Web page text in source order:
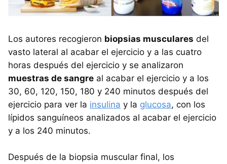
Los autores recogieron biopsias musculares del
vasto lateral al acabar el ejercicio y a las cuatro
horas después del ejercicio y se analizaron
muestras de sangre al acabar el ejercicio y a los
30, 60, 120, 150, 180 y 240 minutos después del
ejercicio para ver la insulina y la glucosa, con los
lípidos sanguíneos analizados al acabar el ejercicio
y a los 240 minutos.
Después de la biopsia muscular final, los